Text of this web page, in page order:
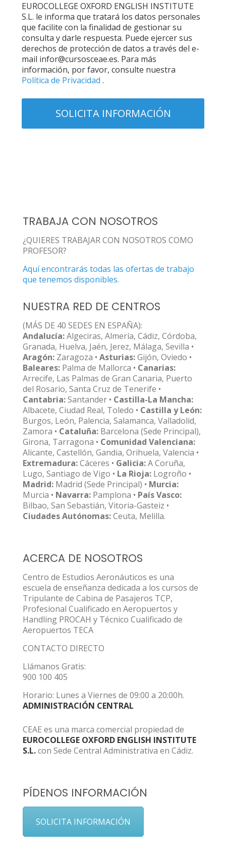
EUROCOLLEGE OXFORD ENGLISH INSTITUTE
S.L. le informa que tratará los datos personales
que facilite con la finalidad de gestionar su
consulta y darle respuesta. Puede ejercer sus
derechos de protección de datos a través del e-
mail infor@cursosceae.es. Para más
información, por favor, consulte nuestra
Política de Privacidad .
TRABAJA CON NOSOTROS
¿QUIERES TRABAJAR CON NOSOTROS COMO
PROFESOR?
Aquí encontrarás todas las ofertas de trabajo
que tenemos disponibles.
NUESTRA RED DE CENTROS
(MÁS DE 40 SEDES EN ESPAÑA):
Andalucía:Algeciras, Almería, Cádiz, Córdoba,
Granada, Huelva, Jaén, Jerez, Málaga, Sevilla •
Aragón: Zaragoza • Asturias:Gijón, Oviedo •
Baleares: Palma de Mallorca • Canarias:
Arrecife, Las Palmas de Gran Canaria, Puerto
del Rosario, Santa Cruz de Tenerife •
Cantabria:Santander • Castilla-La Mancha:
Albacete, Ciudad Real, Toledo • Castilla y León:
Burgos, León, Palencia, Salamanca, Valladolid,
Zamora • Cataluña: Barcelona (Sede Principal),
Girona, Tarragona • Comunidad Valenciana:
Alicante, Castellón, Gandia, Orihuela, Valencia •
Extremadura:Cáceres • Galicia:A Coruña,
Lugo, Santiago de Vigo • La Rioja: Logroño •
Madrid: Madrid (Sede Principal) • Murcia:
Murcia • Navarra: Pamplona • País Vasco:
Bilbao, San Sebastián, Vitoria-Gasteiz •
Ciudades Autónomas:Ceuta, Melilla.
ACERCA DE NOSOTROS
Centro de Estudios Aeronáuticos es una
escuela de enseñanza dedicada a los cursos de
Tripulante de Cabina de Pasajeros TCP,
Profesional Cualificado en Aeropuertos y
Handling PROCAH y Técnico Cualificado de
Aeropuertos TECA
CONTACTO DIRECTO
Llámanos Gratis:
900 100 405
Horario: Lunes a Viernes de 09:00 a 20:00h.
ADMINISTRACIÓN CENTRAL
CEAE es una marca comercial propiedad de
EUROCOLLEGE OXFORD ENGLISH INSTITUTE
S.L.con Sede Central Administrativa en Cádiz.
PÍDENOS INFORMACIÓN
SOLICITA INFORMACIÓN